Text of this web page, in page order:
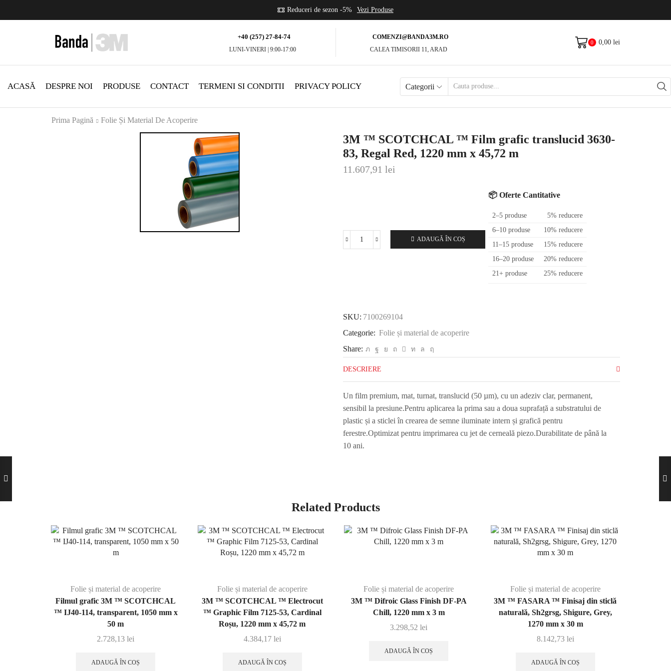
Reduceri de sezon -5% Vezi Produse
+40 (257) 27-84-74
LUNI-VINERI | 9:00-17:00
COMENZI@BANDA3M.RO
CALEA TIMISORII 11, ARAD
0 0,00 lei
ACASĂ DESPRE NOI PRODUSE CONTACT TERMENI SI CONDITII PRIVACY POLICY Categorii
Prima Pagină Folie Și Material De Acoperire
3M ™ SCOTCHCAL ™ Film grafic translucid 3630-
83, Regal Red, 1220 mm x 45,72 m
11.607,91 lei
Cantitate
translucid
3630-
Regal
Red,
x
45,72
m
ADAUGĂ ÎN COȘ
📦 Oferte Cantitative
2–5 produse
5% reducere
6–10 produse
10% reducere
11–15 produse
15% reducere
16–20 produse
20% reducere
21+ produse
25% reducere
SKU: 7100269104
Categorie: Folie și material de acoperire
Share:
DESCRIERE
Un film premium, mat, turnat, translucid (50 µm), cu un adeziv clar, permanent,
sensibil la presiune.Pentru aplicarea la prima sau a doua suprafață a substratului de
plastic și a sticlei în crearea de semne iluminate intern și grafică pentru
ferestre.Optimizat pentru imprimarea cu jet de cerneală piezo.Durabilitate de până la
10 ani.
Related Products
Folie și material de acoperire
Filmul grafic 3M ™ SCOTCHCAL
™ IJ40-114, transparent, 1050 mm x
50 m
2.728,13lei
ADAUGĂ ÎN COȘ
Folie și material de acoperire
3M ™ SCOTCHCAL ™ Electrocut
™ Graphic Film 7125-53, Cardinal
Roșu, 1220 mm x 45,72 m
4.384,17 lei
ADAUGĂ ÎN COȘ
Folie și material de acoperire
3M ™ Difroic Glass Finish DF-PA
Chill, 1220 mm x 3 m
3.298,52lei
ADAUGĂ ÎN COȘ
Folie și material de acoperire
3M ™ FASARA ™ Finisaj din sticlă
naturală, Sh2grsg, Shigure, Grey,
1270 mm x 30 m
8.142,73 lei
ADAUGĂ ÎN COȘ